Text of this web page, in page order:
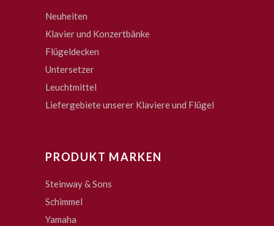
Neuheiten
Klavier und Konzertbänke
Flügeldecken
Untersetzer
Leuchtmittel
Liefergebiete unserer Klaviere und Flügel
PRODUKT MARKEN
Steinway & Sons
Schimmel
Yamaha